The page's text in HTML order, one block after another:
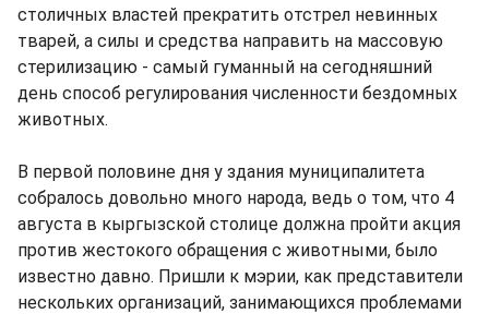
столичных властей прекратить отстрел невинных
тварей, а силы и средства направить на массовую
стерилизацию - самый гуманный на сегодняшний
день способ регулирования численности бездомных
животных.
В первой половине дня у здания муниципалитета
собралось довольно много народа, ведь о том, что 4
августа в кыргызской столице должна пройти акция
против жестокого обращения с животными, было
известно давно. Пришли к мэрии, как представители
нескольких организаций, занимающихся проблемами